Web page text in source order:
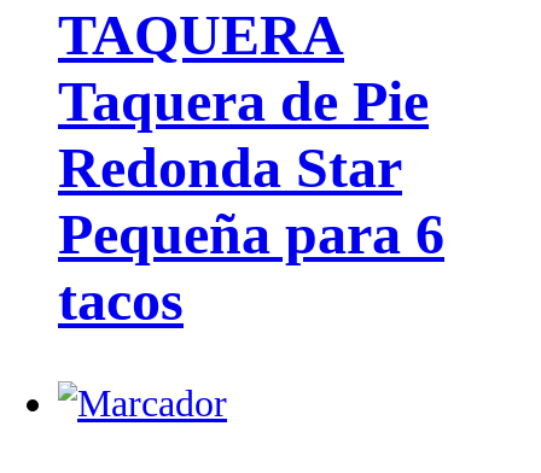
TAQUERA
Taquera de Pie
Redonda Star
Pequeña para 6
tacos